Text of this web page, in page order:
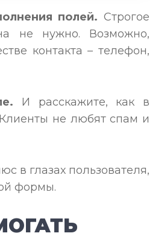
полей. Строгое
не нужно. Возможно,
контакта – телефон,
И расскажите, как в
не любят спам и
в глазах пользователя,
формы.